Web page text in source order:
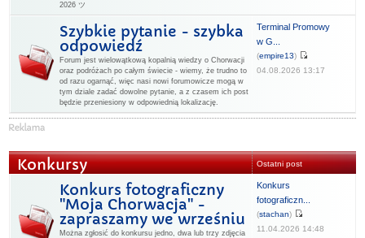
2026 ツ
Szybkie pytanie - szybka
odpowiedź
Forum jest wielowątkową kopalnią wiedzy o Chorwacji
oraz podróżach po całym świecie - wiemy, że trudno to
od razu ogarnąć, więc nasi nowi forumowicze mogą w
tym dziale zadać dowolne pytanie, a z czasem ich post
będzie przeniesiony w odpowiednią lokalizację.
Terminal Promowy
w G...
(empire13)
04.08.2026 13:17
Konkursy Ostatni post
Konkurs fotograficzny
"Moja Chorwacja" -
zapraszamy we wrześniu
Można zgłosić do konkursu jedno, dwa lub trzy zdjęcia
Konkurs
fotograficzn...
(stachan)
11.04.2026 14:48